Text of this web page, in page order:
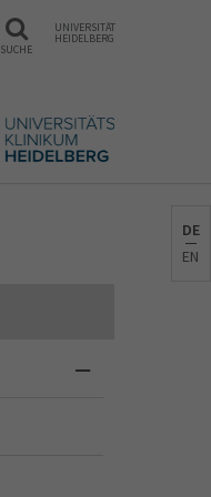
SUCHE
UNIVERSITÄT
HEIDELBERG
DE
EN